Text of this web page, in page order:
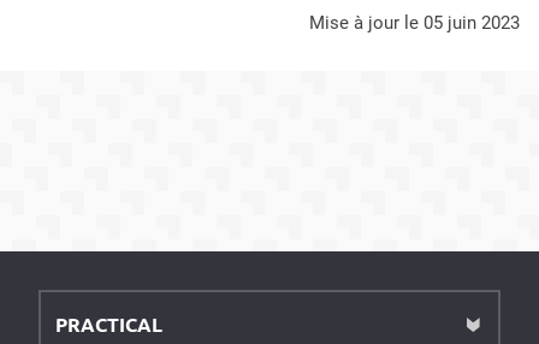
mise à jour le 05 juin 2023
PRACTICAL